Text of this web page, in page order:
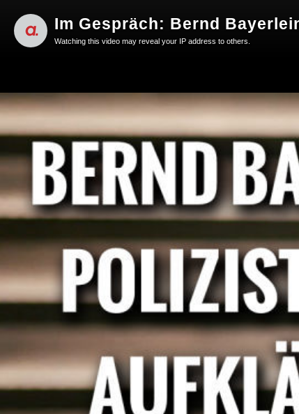
Im Gespräch: Bernd
Watching this video may reveal your IP address to others.